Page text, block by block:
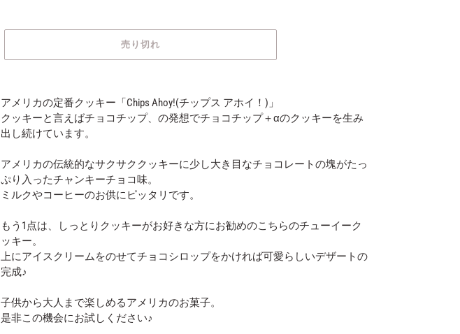
格
売り切れ
ー
ト
に
品
を
追
す
る
アメリカの定番クッキー「Chips Ahoy!(チップス アホイ！)」
クッキーと言えばチョコチップ、の発想でチョコチップ＋αのクッキーを生み
出し続けています。
アメリカの伝統的なサクサククッキーに少し大き目なチョコレートの塊がたっ
ぷり入ったチャンキーチョコ味。
ミルクやコーヒーのお供にピッタリです。
もう1点は、しっとりクッキーがお好きな方にお勧めのこちらのチューイーク
ッキー。
上にアイスクリームをのせてチョコシロップをかければ可愛らしいデザートの
完成♪
子供から大人まで楽しめるアメリカのお菓子。
是非この機会にお試しください♪